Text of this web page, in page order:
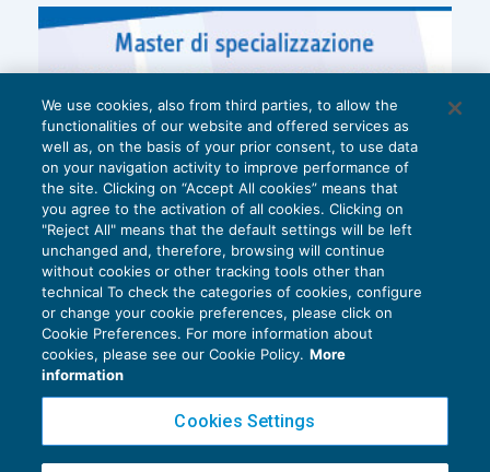
Privacy Policy
Cookie Policy
Copyright 2016 ©Gruppo Euroconference S.p.A.v2.32.1
We use cookies, also from third parties, to allow the
functionalities of our website and offered services as
well as, on the basis of your prior consent, to use data
on your navigation activity to improve performance of
the site. Clicking on “Accept All cookies” means that
you agree to the activation of all cookies. Clicking on
"Reject All" means that the default settings will be left
unchanged and, therefore, browsing will continue
without cookies or other tracking tools other than
technical To check the categories of cookies, configure
or change your cookie preferences, please click on
Cookie Preferences. For more information about
cookies, please see our Cookie Policy. More
information
Cookies Settings